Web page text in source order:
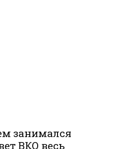
занимался
ВКО весь